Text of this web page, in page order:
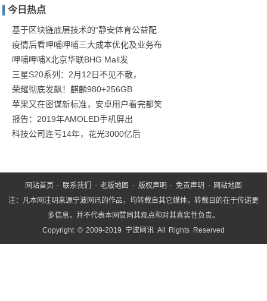
下一
个东
阿阿
胶？
今日热点
基于区块链底层技术的“静安体育公益配
疫情后看呷哺呷哺三大成本优化及业务布
呷哺呷哺X北京华联BHG Mall发
三星S20系列：2月12日不见不散，
荣耀彻底发飙！麒麟980+256GB
苹果又在密谋新标准，安卓用户看完都笑
报告：2019年AMOLED手机屏出
科技公司连亏14年，花光3000亿后
网站首页 - 联系我们 -老版地图 - 版权声明 -免责声明 - 网站地图
注：凡本网注明来源宁波网讯的作品，均转载自其它媒体，转载目的在于传递更
多信息，并不代表本网赞同其观点和对其真实性负责。
Copyright © 2009-2019 宁波网讯 All Rights Reserved